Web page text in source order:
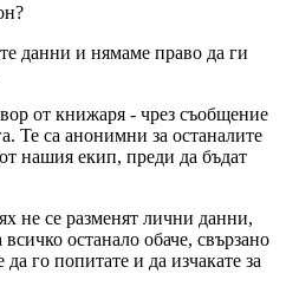
данни и нямаме право да ги
от книжаря - чрез съобщение
Те са анонимни за останалите
нашия екип, преди да бъдат
не се разменят лични данни,
останало обаче, свързано
го попитате и да изчакате за